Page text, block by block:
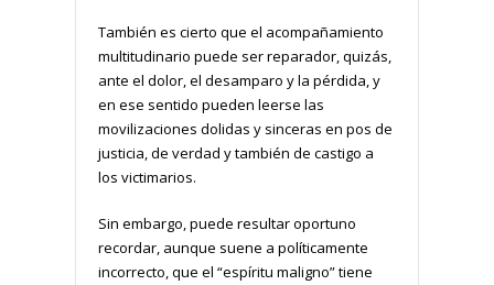
También es cierto que el acompañamiento
multitudinario puede ser reparador, quizás,
ante el dolor, el desamparo y la pérdida, y
en ese sentido pueden leerse las
movilizaciones dolidas y sinceras en pos de
justicia, de verdad y también de castigo a
los victimarios.
Sin embargo, puede resultar oportuno
recordar, aunque suene a políticamente
incorrecto, que el “espíritu maligno” tiene